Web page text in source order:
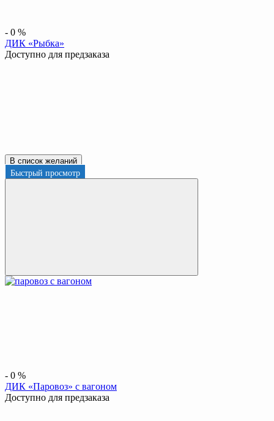
- 0 %
ДИК «Рыбка»
Доступно для предзаказа
В список желаний
Быстрый просмотр
- 0 %
ДИК «Паровоз» с вагоном
Доступно для предзаказа